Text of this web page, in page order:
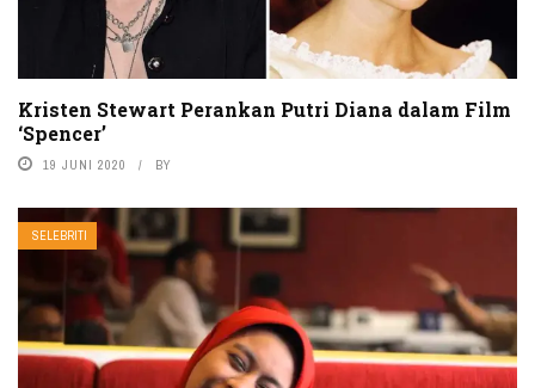
Kristen Stewart Perankan Putri Diana dalam Film
‘Spencer’
19 JUNI 2020 BY
SELEBRITI